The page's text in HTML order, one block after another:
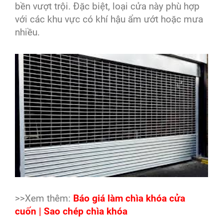
bền vượt trội. Đặc biệt, loại cửa này phù hợp
với các khu vực có khí hậu ẩm ướt hoặc mưa
nhiều.
>>Xem thêm: Báo giá làm chìa khóa cửa
cuốn | Sao chép chìa khóa